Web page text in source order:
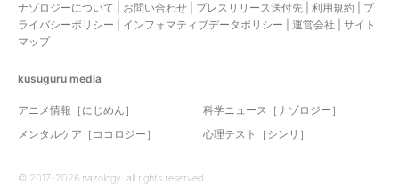
ナゾロジーについて お問い合わせ プレスリリース送付先 利用規約
プ
ライバシーポリシー
インフォマティブデータポリシー 運営会社
サイト
マップ
kusuguru media
アニメ情報［にじめん］
科学ニュース［ナゾロジー］
メンタルケア［ココロジー］
心理テスト［シンリ］
© 2017-2026 nazology. all rights reserved.